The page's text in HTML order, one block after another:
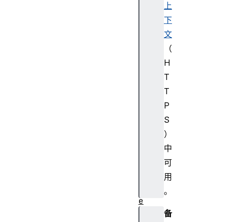
上
下
文
（
H
T
T
P
S
）
中
可
用
。
备
e